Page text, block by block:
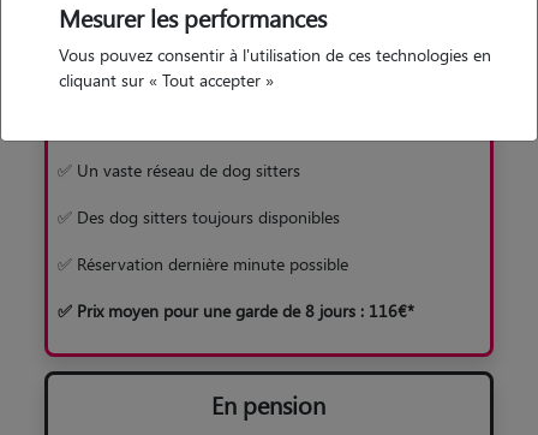
Avec Animaute
✅ Garde familiale sans box
✅ Un vaste réseau de dog sitters
✅ Des dog sitters toujours disponibles
✅ Réservation dernière minute possible
✅ Prix moyen pour une garde de 8 jours : 116€*
En pension
Mesurer les performances
Vous pouvez consentir à l'utilisation de ces technologies en
cliquant sur « Tout accepter »